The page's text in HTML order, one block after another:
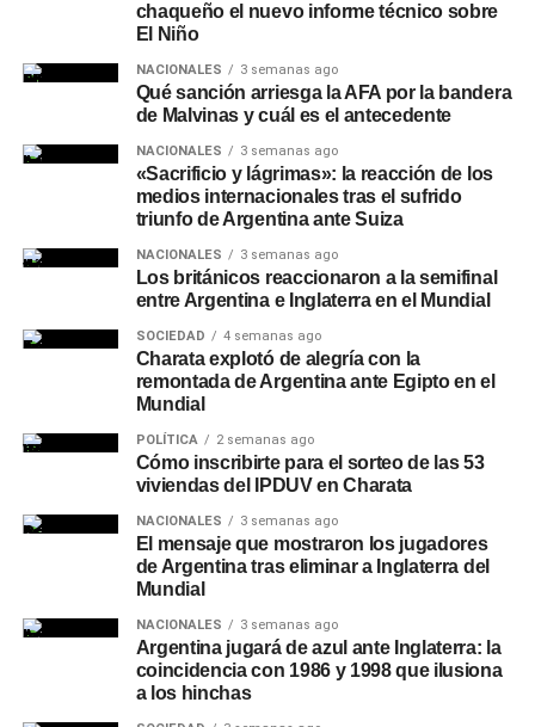
chaqueño el nuevo informe técnico sobre
El Niño
NACIONALES 3 semanas ago
Qué sanción arriesga la AFA por la bandera
de Malvinas y cuál es el antecedente
NACIONALES 3 semanas ago
«Sacrificio y lágrimas»: la reacción de los
medios internacionales tras el sufrido
triunfo de Argentina ante Suiza
NACIONALES 3 semanas ago
Los británicos reaccionaron a la semifinal
entre Argentina e Inglaterra en el Mundial
SOCIEDAD 4 semanas ago
Charata explotó de alegría con la
remontada de Argentina ante Egipto en el
Mundial
POLÍTICA 2 semanas ago
Cómo inscribirte para el sorteo de las 53
viviendas del IPDUV en Charata
NACIONALES 3 semanas ago
El mensaje que mostraron los jugadores
de Argentina tras eliminar a Inglaterra del
Mundial
NACIONALES 3 semanas ago
Argentina jugará de azul ante Inglaterra: la
coincidencia con 1986 y 1998 que ilusiona
a los hinchas